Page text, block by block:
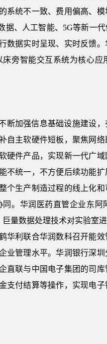
系统不一致、费用偏高、
、人工智能、5G等新一
数据实时呈现、实时反馈
旁智能交互系统为核心
断加强信息基础设施建设
自主软硬件短板，聚焦网
硬件产品，实现新一代广
不统一，不方便后续功能
生产制造过程的线上化和
。华润医药直管企业东
量数据处理技术对实验室
华利联合华润数科召开能
管理水平。华润银行深
直联与中国电子集团的司
支付结算等操作，实现电